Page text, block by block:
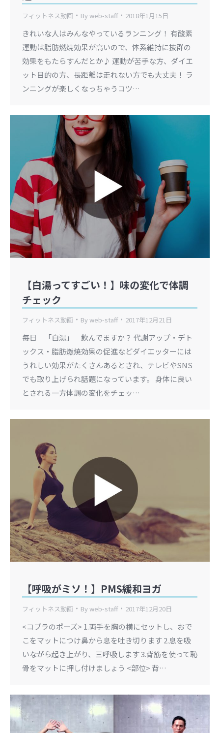
フィットネス動画 Byweb-staff 2018年1月15日
きれいな人はみんなやっているランニング！ 有酸素
運動は脂肪燃焼効果が高いので、体系維持に抜群の
効果をもたらすんだとか♪ 運動が苦手な方、ダイエ
ット目的の方、長距離は走れない方でも大丈夫！ ラ
ンニングが楽しくなっちゃうコツ…
【白湯ってすごい！】味の変化で体調
チェック
フィットネス動画 Byweb-staff 2017年12月21日
毎日 「白湯」 飲んでますか？ 代謝アップ・デト
ックス・脂肪燃焼効果の促進などダイエッターには
うれしい効果がたくさんあるとされ、テレビやSNS
でも取り上げられ話題になっています。 身体に良い
とされる一方体調の変化をチェッ…
【呼吸がミソ！】PMS緩和ヨガ
フィットネス動画 Byweb-staff 2017年12月20日
<コブラのポーズ> 1.両手を胸の横にセットし、おで
こをマットにつけ鼻から息を吐き切ります 2.息を吸
いながら起き上がり、三呼吸します 3.背筋を使って恥
骨をマットに押し付けましょう <部位> 背…